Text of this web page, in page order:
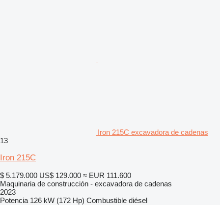
Iron 215C excavadora de cadenas
13
Iron 215C
$ 5.179.000 US$ 129.000 ≈ EUR 111.600
Maquinaria de construcción - excavadora de cadenas
2023
Potencia 126 kW (172 Hp) Combustible diésel